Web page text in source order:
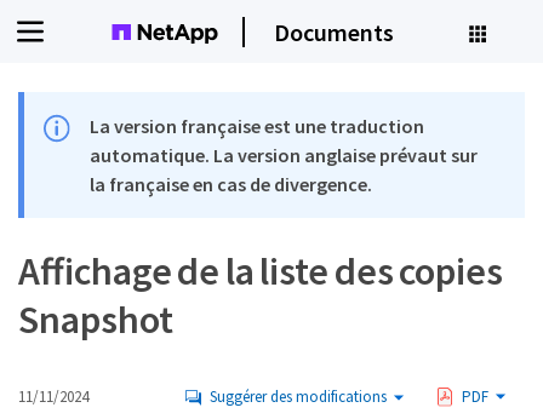
Documents
La version française est une traduction
automatique. La version anglaise prévaut sur
la française en cas de divergence.
Affichage de la liste des copies
Snapshot
11/11/2024 Suggérer des modifications PDF